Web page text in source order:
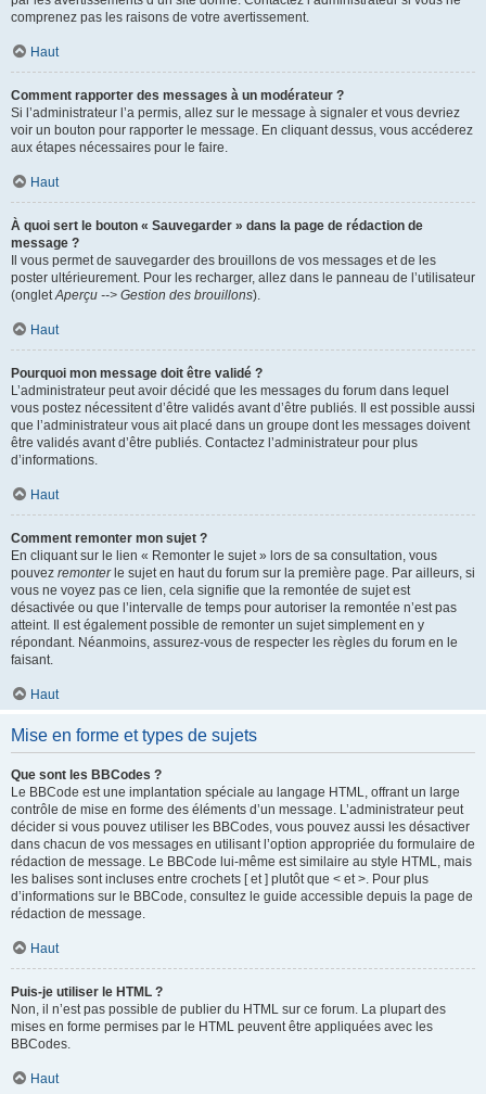
comprenez pas les raisons de votre avertissement.
Haut
Comment rapporter des messages à un modérateur ?
Si l’administrateur l’a permis, allez sur le message à signaler et vous devriez
voir un bouton pour rapporter le message. En cliquant dessus, vous accéderez
aux étapes nécessaires pour le faire.
Haut
À quoi sert le bouton « Sauvegarder » dans la page de rédaction de
message ?
Il vous permet de sauvegarder des brouillons de vos messages et de les
poster ultérieurement. Pour les recharger, allez dans le panneau de l’utilisateur
(ongletAperçu --> Gestion des brouillons).
Haut
Pourquoi mon message doit être validé ?
L’administrateur peut avoir décidé que les messages du forum dans lequel
vous postez nécessitent d’être validés avant d’être publiés. Il est possible aussi
que l’administrateur vous ait placé dans un groupe dont les messages doivent
être validés avant d’être publiés. Contactez l’administrateur pour plus
d’informations.
Haut
Comment remonter mon sujet ?
En cliquant sur le lien « Remonter le sujet » lors de sa consultation, vous
pouvez remonterle sujet en haut du forum sur la première page. Par ailleurs, si
vous ne voyez pas ce lien, cela signifie que la remontée de sujet est
désactivée ou que l’intervalle de temps pour autoriser la remontée n’est pas
atteint. Il est également possible de remonter un sujet simplement en y
répondant. Néanmoins, assurez-vous de respecter les règles du forum en le
faisant.
Haut
Mise en forme et types de sujets
Que sont les BBCodes ?
Le BBCode est une implantation spéciale au langage HTML, offrant un large
contrôle de mise en forme des éléments d’un message. L’administrateur peut
décider si vous pouvez utiliser les BBCodes, vous pouvez aussi les désactiver
dans chacun de vos messages en utilisant l’option appropriée du formulaire de
rédaction de message. Le BBCode lui-même est similaire au style HTML, mais
les balises sont incluses entre crochets [ et ] plutôt que < et >. Pour plus
d’informations sur le BBCode, consultez le guide accessible depuis la page de
rédaction de message.
Haut
Puis-je utiliser le HTML ?
Non, il n’est pas possible de publier du HTML sur ce forum. La plupart des
mises en forme permises par le HTML peuvent être appliquées avec les
BBCodes.
Haut